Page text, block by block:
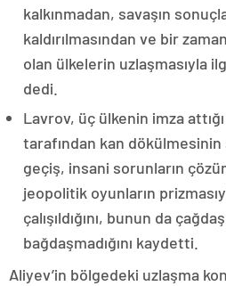
kalkınmadan, savaşın
kaldırılmasından ve bir
olan ülkelerin uzlaşmasıyla
dedi.
Lavrov, üç ülkenin imza
tarafından kan dökülmesinin
geçiş, insani sorunların
jeopolitik oyunların
çalışıldığını, bunun da
bağdaşmadığını kaydetti.
Aliyev’in bölgedeki uzlaşma